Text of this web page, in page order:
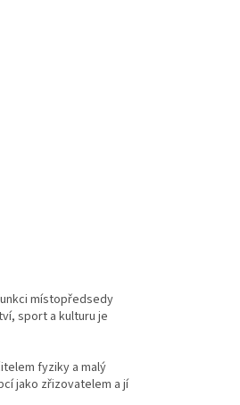
místopředsedy
sport a kulturu je
fyziky a malý
jako zřizovatelem a jí